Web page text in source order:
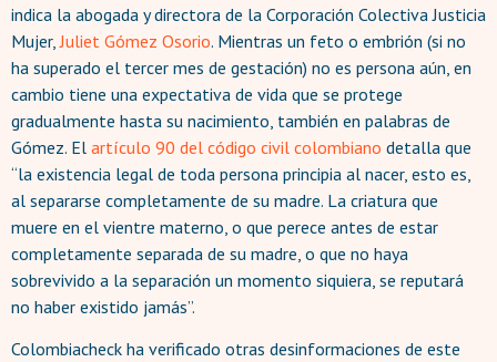
indica la abogada y directora de la Corporación Colectiva Justicia
Mujer,Juliet Gómez Osorio. Mientras un feto o embrión (si no
ha superado el tercer mes de gestación) no es persona aún, en
cambio tiene una expectativa de vida que se protege
gradualmente hasta su nacimiento, también en palabras de
Gómez. El artículo 90 del código civil colombiano detalla que
“la existencia legal de toda persona principia al nacer, esto es,
al separarse completamente de su madre. La criatura que
muere en el vientre materno, o que perece antes de estar
completamente separada de su madre, o que no haya
sobrevivido a la separación un momento siquiera, se reputará
no haber existido jamás”.
Colombiacheck ha verificado otras desinformaciones de este